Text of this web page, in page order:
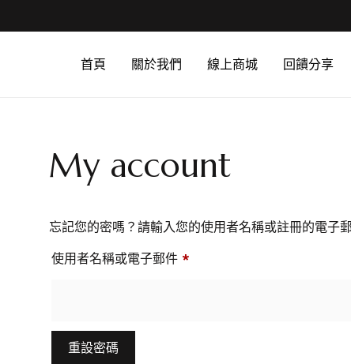
首頁 關於我們 線上商城 回饋分享
My account
忘記您的密嗎？請輸入您的使用者名稱或註冊的電子
使用者名稱或電子郵件 *
重設密碼